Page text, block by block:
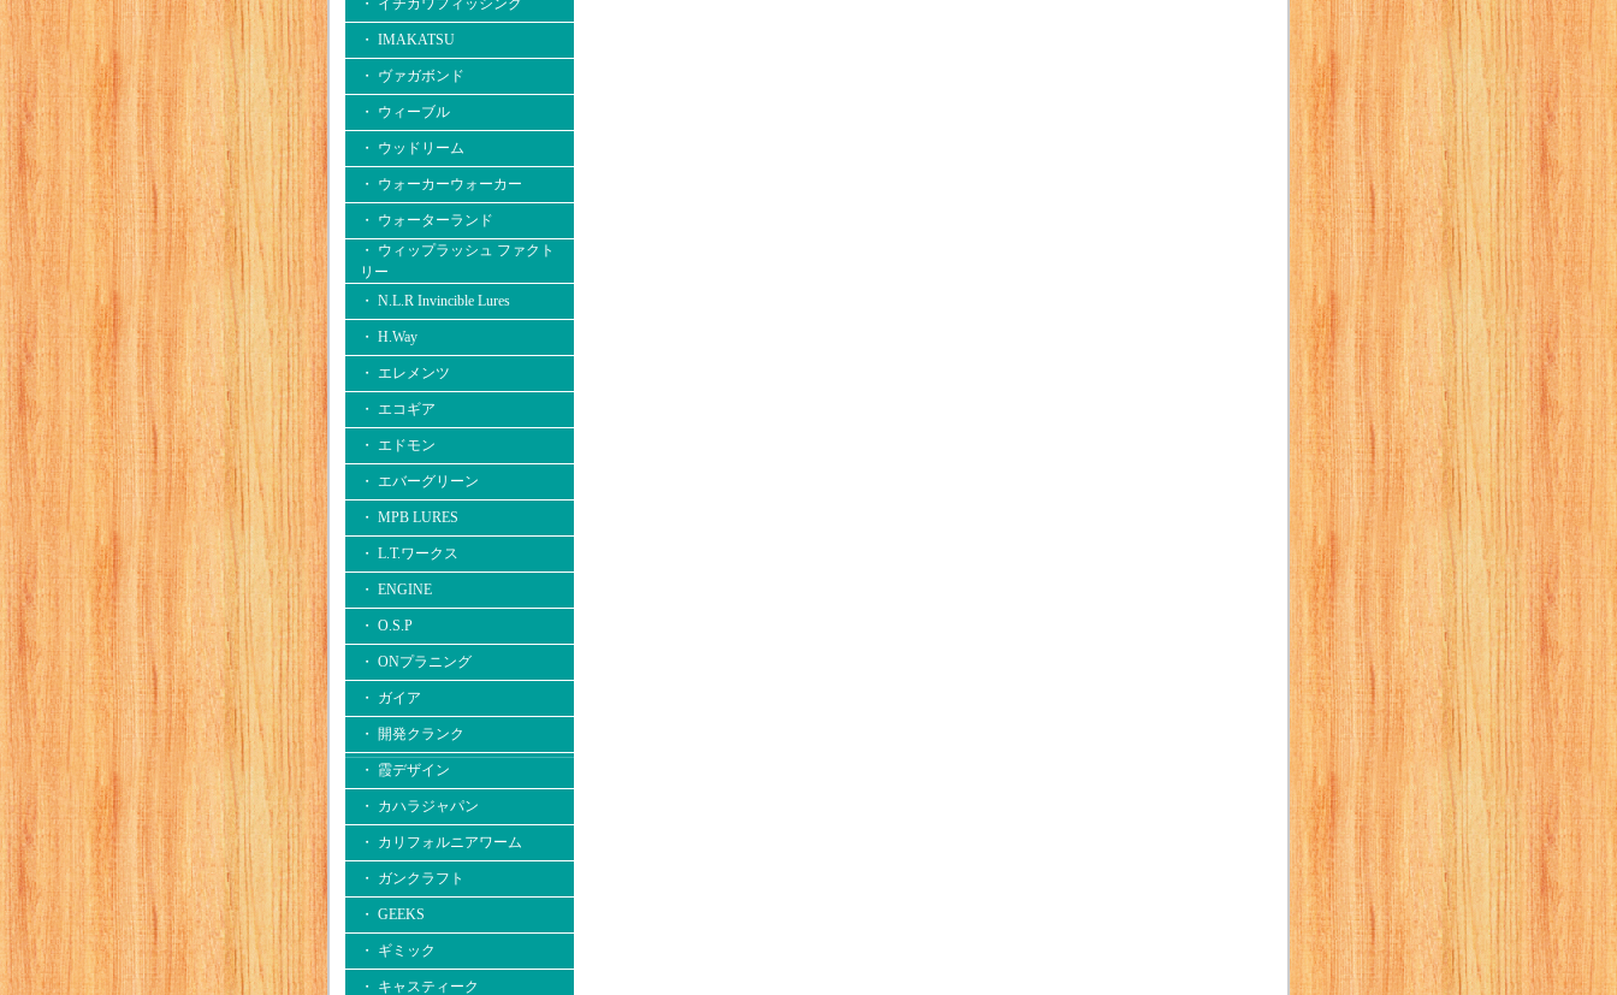
・ イチカワフィッシング
・ IMAKATSU
・ ヴァガボンド
・ ウィーブル
・ ウッドリーム
・ ウォーカーウォーカー
・ ウォーターランド
・ ウィップラッシュ ファクト
リー
・ N.L.R Invincible Lures
・ H.Way
・ エレメンツ
・ エコギア
・ エドモン
・ エバーグリーン
・ MPB LURES
・ L.T.ワークス
・ ENGINE
・ O.S.P
・ ONプラニング
・ ガイア
・ 開発クランク
・ 霞デザイン
・ カハラジャパン
・ カリフォルニアワーム
・ ガンクラフト
・ GEEKS
・ ギミック
・ キャスティーク